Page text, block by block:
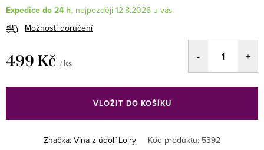
Expedice do 24 h
12.8.2026
Možnosti doručení
499 Kč / ks
cena:
VLOŽIT DO KOŠÍKU
Značka: Vína z údolí Loiry Kód produktu: 5392